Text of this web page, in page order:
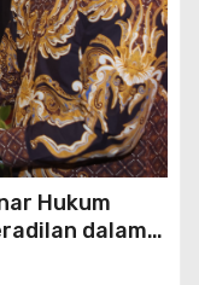
Hukum
dalam